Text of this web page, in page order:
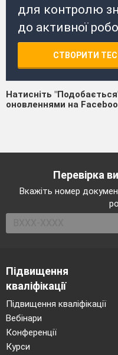
для контролю
до активної
СТВОРИТИ
Натисніть
оновленнями на
Перевірка
Вкажіть номер
Підвищення
кваліфікації
Підвищення кваліфікації
Вебінари
Конференції
Курси